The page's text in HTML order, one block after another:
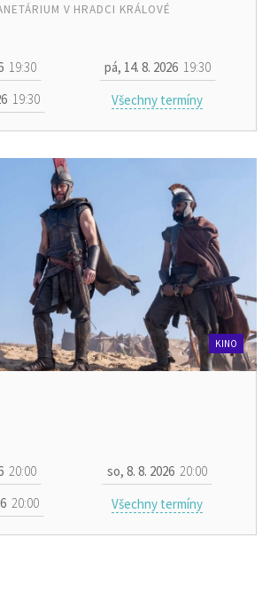
V HRADCI KRÁLOVÉ
19:30 pá, 14. 8. 2026 19:30
19:30 Všechny termíny
KINO
20:00 so, 8. 8. 2026 20:00
20:00 Všechny termíny